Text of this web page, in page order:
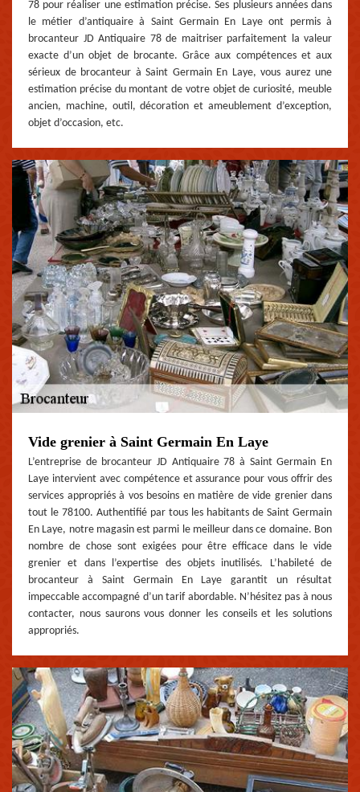
78 pour réaliser une estimation précise. Ses plusieurs années dans
le métier d’antiquaire à Saint Germain En Laye ont permis à
brocanteur JD Antiquaire 78 de maitriser parfaitement la valeur
exacte d’un objet de brocante. Grâce aux compétences et aux
sérieux de brocanteur à Saint Germain En Laye, vous aurez une
estimation précise du montant de votre objet de curiosité, meuble
ancien, machine, outil, décoration et ameublement d’exception,
objet d’occasion, etc.
Vide grenier à Saint Germain En Laye
L’entreprise de brocanteur JD Antiquaire 78 à Saint Germain En
Laye intervient avec compétence et assurance pour vous offrir des
services appropriés à vos besoins en matière de vide grenier dans
tout le 78100. Authentifié par tous les habitants de Saint Germain
En Laye, notre magasin est parmi le meilleur dans ce domaine. Bon
nombre de chose sont exigées pour être efficace dans le vide
grenier et dans l’expertise des objets inutilisés. L’habileté de
brocanteur à Saint Germain En Laye garantit un résultat
impeccable accompagné d’un tarif abordable. N’hésitez pas à nous
contacter, nous saurons vous donner les conseils et les solutions
appropriés.